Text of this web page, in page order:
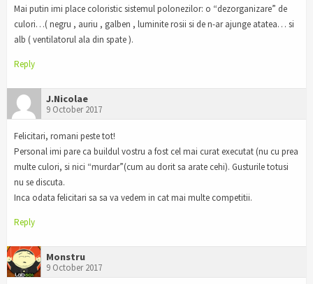
Mai putin imi place coloristic sistemul polonezilor: o “dezorganizare” de
culori…( negru , auriu , galben , luminite rosii si de n-ar ajunge atatea… si
alb ( ventilatorul ala din spate ).
Reply
J.Nicolae
9 October 2017
Felicitari, romani peste tot!
Personal imi pare ca buildul vostru a fost cel mai curat executat (nu cu prea
multe culori, si nici “murdar”(cum au dorit sa arate cehi). Gusturile totusi
nu se discuta.
Inca odata felicitari sa sa va vedem in cat mai multe competitii.
Reply
Monstru
9 October 2017